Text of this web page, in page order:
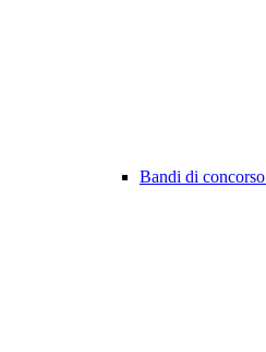
Bandi di concorso